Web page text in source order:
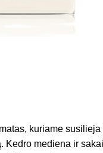
kuriame
Kedro mediena ir